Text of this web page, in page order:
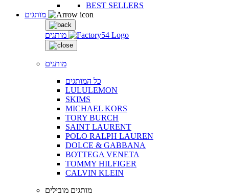
BEST SELLERS
מותגים
מותגים
כל המותגים
LULULEMON
SKIMS
MICHAEL KORS
TORY BURCH
SAINT LAURENT
POLO RALPH LAUREN
DOLCE & GABBANA
BOTTEGA VENETA
TOMMY HILFIGER
CALVIN KLEIN
מותגים מובילים